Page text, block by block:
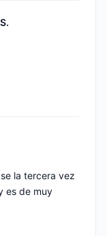
la tercera vez
es de muy